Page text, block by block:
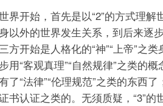
界开始，首先是以“2”的方式理解
以外的世界发生关系，到后来逐
方开始是人格化的“神”“上帝”之
用“客观真理”“自然规律”之类的
了“法律”“伦理规范”之类的东西
书认证之类的。无须质疑，“3”的